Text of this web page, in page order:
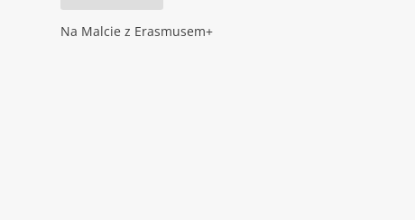
Na Malcie z Erasmusem+